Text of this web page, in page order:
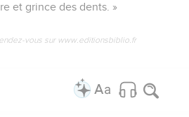
et grince des dents. »
vous sur www.editionsbiblio.fr